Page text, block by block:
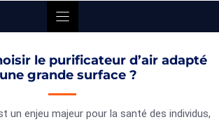
le purificateur d’air adapté
grande surface ?
un enjeu majeur pour la santé des individus,